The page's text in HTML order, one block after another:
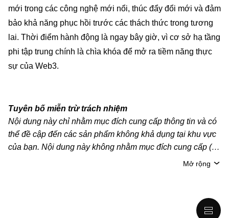
mới trong các công nghệ mới nổi, thúc đẩy đổi mới và đảm
bảo khả năng phục hồi trước các thách thức trong tương
lai. Thời điểm hành động là ngay bây giờ, vì cơ sở hạ tầng
phi tập trung chính là chìa khóa để mở ra tiềm năng thực
sự của Web3.
Tuyên bố miễn trừ trách nhiệm
Nội dung này chỉ nhằm mục đích cung cấp thông tin và có
thể đề cập đến các sản phẩm không khả dụng tại khu vực
của bạn. Nội dung này không nhằm mục đích cung cấp (i)
lời khuyên hoặc khuyến nghị đầu tư; (ii) đề nghị hoặc chào
sản kỹ thuật số/crypto, bao gồm cả stablecoin, có mức độ
rủi ro cao và có thể biến động mạnh. Bạn nên cân nhắc kỹ
Mở rộng